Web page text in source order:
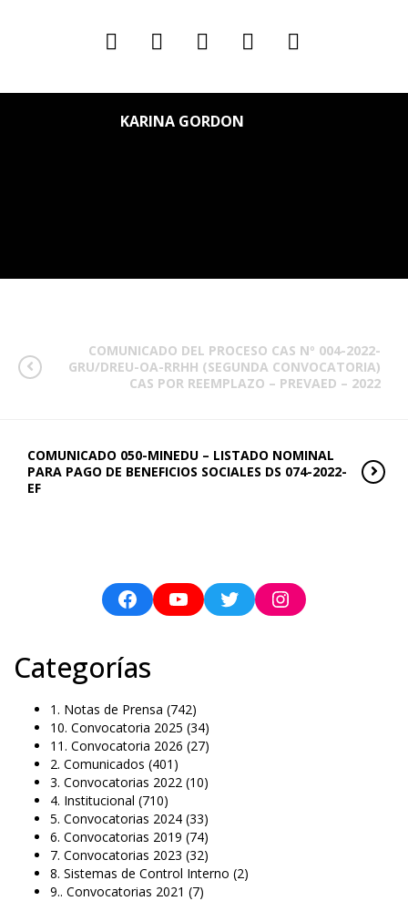
KARINA GORDON
COMUNICADO DEL PROCESO CAS Nº 004-2022-
GRU/DREU-OA-RRHH (SEGUNDA CONVOCATORIA)
CAS POR REEMPLAZO – PREVAED – 2022
COMUNICADO 050-MINEDU – LISTADO NOMINAL
PARA PAGO DE BENEFICIOS SOCIALES DS 074-2022-
EF
Categorías
1. Notas de Prensa (742)
10. Convocatoria 2025 (34)
11. Convocatoria 2026 (27)
2. Comunicados (401)
3. Convocatorias 2022 (10)
4. Institucional (710)
5. Convocatorias 2024 (33)
6. Convocatorias 2019 (74)
7. Convocatorias 2023 (32)
8. Sistemas de Control Interno (2)
9.. Convocatorias 2021 (7)